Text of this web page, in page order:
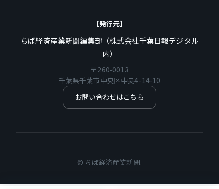
【発行元】
ちば経済産業新聞編集部（株式会社千葉日報デジタル
内）
〒260-0013
千葉県千葉市中央区中央4-14-10
お問い合わせはこちら
© ちば経済産業新聞.